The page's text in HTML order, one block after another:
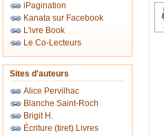
iPagination
Kanata sur Facebook
L'ivre Book
Le Co-Lecteurs
Sites d'auteurs
Alice Pervilhac
Blanche Saint-Roch
Brigit H.
Écriture (tiret) Livres